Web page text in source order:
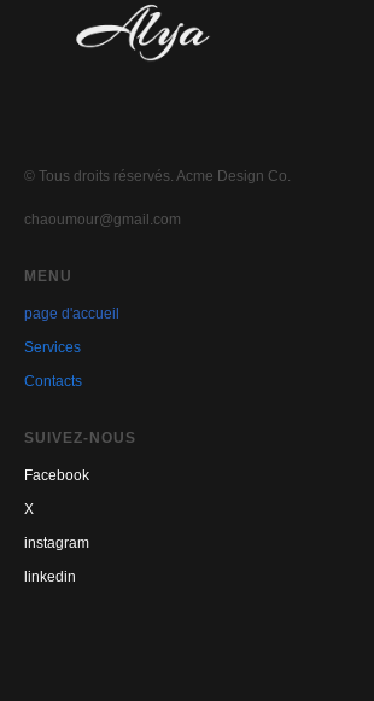
© Tous droits réservés. Acme Design Co.
chaoumour@gmail.com
MENU
page d'accueil
Services
Contacts
SUIVEZ-NOUS
Facebook
X
instagram
linkedin